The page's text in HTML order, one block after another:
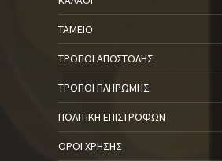
ΤΑΜΕΊΟ
ΤΡΌΠΟΙ ΑΠΟΣΤΟΛΉΣ
ΤΡΌΠΟΙ ΠΛΗΡΩΜΉΣ
ΠΟΛΙΤΙΚΉ ΕΠΙΣΤΡΟΦΏΝ
ΌΡΟΙ ΧΡΉΣΗΣ